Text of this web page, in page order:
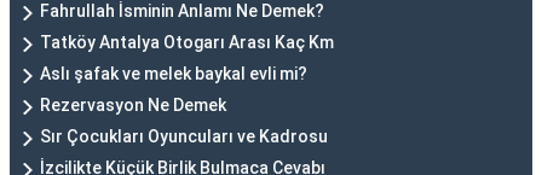
Fahrullah İsminin Anlamı Ne Demek?
Tatköy Antalya Otogarı Arası Kaç Km
Aslı şafak ve melek baykal evli mi?
Rezervasyon Ne Demek
Sır Çocukları Oyuncuları ve Kadrosu
İzcilikte Küçük Birlik Bulmaca Cevabı